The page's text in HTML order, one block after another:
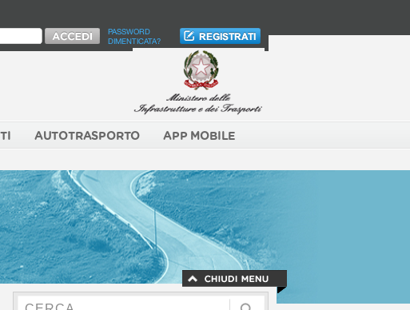
PASSWORD
DIMENTICATA?
AUTOTRASPORTO APP MOBILE